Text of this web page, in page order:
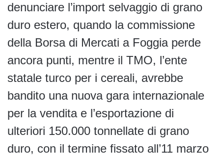
denunciare l’import selvaggio di grano
duro estero, quando la commissione
della Borsa di Mercati a Foggia perde
ancora punti, mentre il TMO, l’ente
statale turco per i cereali, avrebbe
bandito una nuova gara internazionale
per la vendita e l’esportazione di
ulteriori 150.000 tonnellate di grano
duro, con il termine fissato all’11 marzo